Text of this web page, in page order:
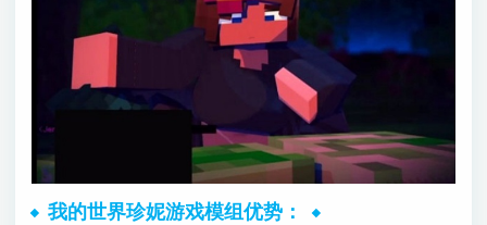
我的世界珍妮游戏模组优势：